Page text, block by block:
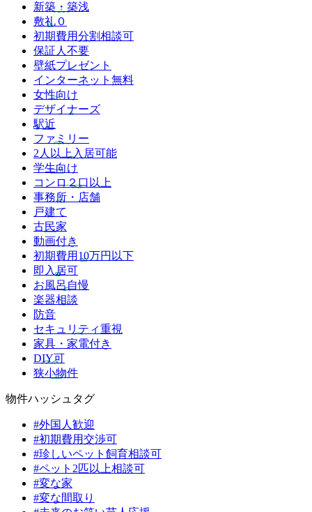
新築・築浅
敷礼０
初期費用分割相談可
保証人不要
壁紙プレゼント
インターネット無料
女性向け
デザイナーズ
駅近
ファミリー
2人以上入居可能
学生向け
コンロ２口以上
事務所・店舗
戸建て
古民家
動画付き
初期費用10万円以下
即入居可
お風呂自慢
楽器相談
防音
セキュリティ重視
家具・家電付き
DIY可
狭小物件
物件ハッシュタグ
#外国人歓迎
#初期費用交渉可
#珍しいペット飼育相談可
#ペット2匹以上相談可
#変な家
#変な間取り